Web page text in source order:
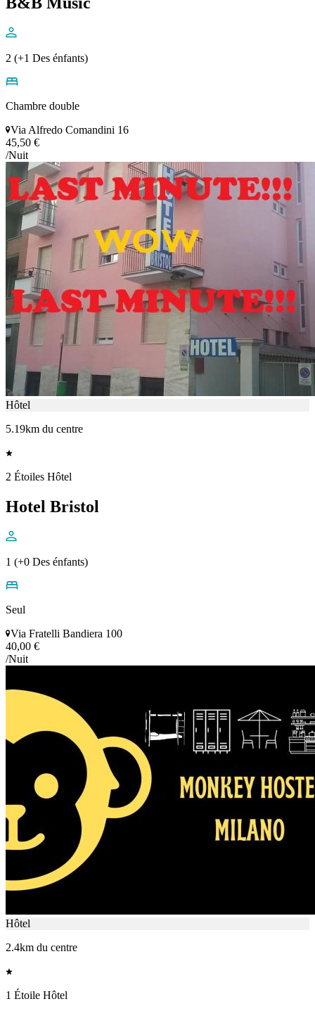
2 (+1 Des énfants)
Chambre double
Via Alfredo Comandini 16
45,50 €
/Nuit
Hôtel
5.19km du centre
2 Étoiles Hôtel
Hotel Bristol
1 (+0 Des énfants)
Seul
Via Fratelli Bandiera 100
40,00 €
/Nuit
Hôtel
2.4km du centre
1 Étoile Hôtel